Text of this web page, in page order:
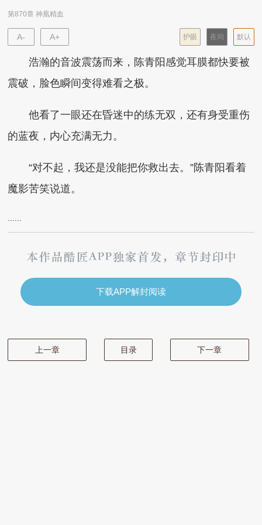
第870章 神凰精血
A- A+ 默认
夜间
护眼
浩瀚的音波震荡而来，陈青阳感觉耳膜都快要被
震破，脸色瞬间变得难看之极。
他看了一眼还在昏迷中的练无双，还有身受重伤
的蓝夜，内心充满无力。
“对不起，我还是没能把你救出去。”陈青阳看着
魔影苦笑说道。
下载APP解封阅读
上一章 目录 下一章